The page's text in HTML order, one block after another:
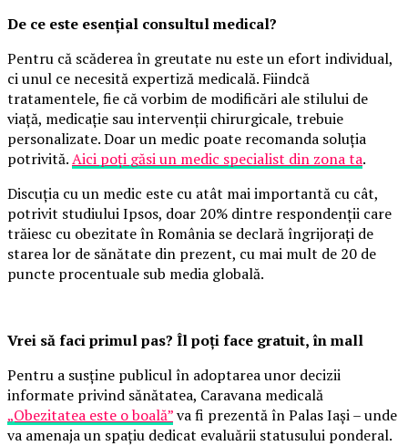
De ce este esențial consultul medical?
Pentru că scăderea în greutate nu este un efort individual,
ci unul ce necesită expertiză medicală. Fiindcă
tratamentele, fie că vorbim de modificări ale stilului de
viață, medicație sau intervenții chirurgicale, trebuie
personalizate. Doar un medic poate recomanda soluția
potrivită.Aici poți găsi un medic specialist din zona ta.
Discuția cu un medic este cu atât mai importantă cu cât,
potrivit studiului Ipsos, doar 20% dintre respondenții care
trăiesc cu obezitate în România se declară îngrijorați de
starea lor de sănătate din prezent, cu mai mult de 20 de
puncte procentuale sub media globală.
Vrei să faci primul pas? Îl poți face gratuit, în mall
Pentru a susține publicul în adoptarea unor decizii
informate privind sănătatea, Caravana medicală
„Obezitatea este o boală”va fi prezentă în Palas Iași – unde
va amenaja un spațiu dedicat evaluării statusului ponderal.